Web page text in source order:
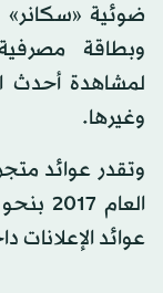
ضوئية «سكانر»
وبطاقة
لمشاهدة أحدث
وغيرها.
وتقدر عوائد
عوائد الإعلانات